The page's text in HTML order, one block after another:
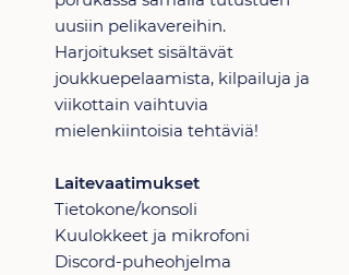
uusiin pelikavereihin.
Harjoitukset sisältävät
joukkuepelaamista, kilpailuja ja
viikottain vaihtuvia
mielenkiintoisia tehtäviä!
Laitevaatimukset
Tietokone/konsoli
Kuulokkeet ja mikrofoni
Discord-puheohjelma